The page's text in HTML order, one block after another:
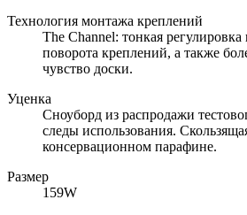
Технология монтажа креплений
The Channel: тонкая
поворота креплений, а также
чувство доски.
Уценка
Сноуборд из распродажи
следы использования.
консервационном парафине.
Размер
159W